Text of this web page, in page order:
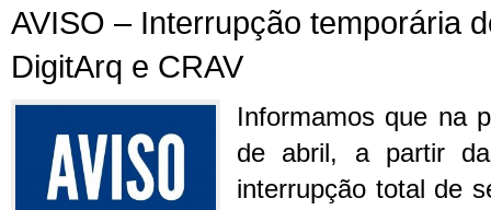
AVISO – Interrupção temporária
DigitArq e CRAV
Informamos que na
de abril, a partir
interrupção total de